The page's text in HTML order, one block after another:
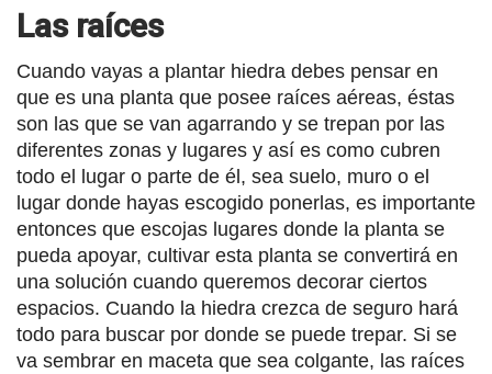
Las raíces
Cuando vayas a plantar hiedra debes pensar en
que es una planta que posee raíces aéreas, éstas
son las que se van agarrando y se trepan por las
diferentes zonas y lugares y así es como cubren
todo el lugar o parte de él, sea suelo, muro o el
lugar donde hayas escogido ponerlas, es importante
entonces que escojas lugares donde la planta se
pueda apoyar, cultivar esta planta se convertirá en
una solución cuando queremos decorar ciertos
espacios. Cuando la hiedra crezca de seguro hará
todo para buscar por donde se puede trepar. Si se
va sembrar en maceta que sea colgante, las raíces